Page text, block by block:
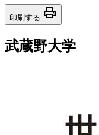
印刷する print
武蔵野大学